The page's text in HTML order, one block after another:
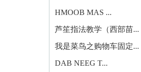
HMOOB MAS ...
芦笙指法教学（西部苗...
我是菜鸟之购物车固定...
DAB NEEG T...